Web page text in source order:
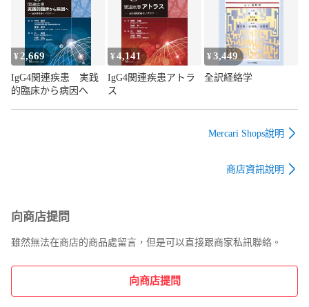
(例)
・月曜0時～12時までのご注文：月曜日に発送
・月曜12時～24時までのご注文：火曜日に発送
・土曜0時～12時までのご注文：土曜日に発送
・土曜12時～24時のご注文：日曜日に発送
・日曜0時～9時までのご注文：日曜日に発送
・日曜9時～24時のご注文：月曜日に発送
ネコポス、宅配便またはレターパックでの発送となります。
東北地方・新潟県・北海道・沖縄県・離島以外は、発送翌日
到着となります。
た場合は、到着後30日間は無条件で着払いでご返品後に返金
させていただきます。取引メッセージにてご連絡ください。
¥ 2,669
IgG4関連疾患 実践
的臨床から病因へ
¥4,141
IgG4関連疾患アトラ
ス
¥3,449
全訳経絡学
Mercari Shops說明
商店資訊說明
向商店提問
雖然無法在商店的商品處留言，但是可以直接跟商家私訊聯絡。
向商店提問